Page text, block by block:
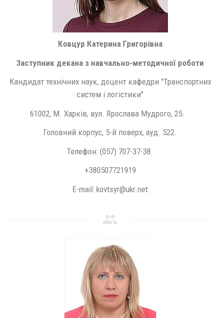
Ковцур Катерина Григорівна
Заступник декана з навчально-методичної роботи
Кандидат технічних наук, доцент кафедри "Транспортних
систем і логістики"
61002, М. Харків, вул. Ярослава Мудрого, 25.
Головний корпус, 5-й поверх, ауд. 522.
Телефон: (057) 707-37-38.
+380507721919
E-mail: kovtsyr@ukr.net